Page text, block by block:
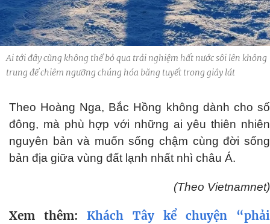
Ai tới đây cũng không thể bỏ qua trải nghiệm hất nước sôi lên không
trung để chiêm ngưỡng chúng hóa băng tuyết trong giây lát
Theo Hoàng Nga, Bắc Hồng không dành cho số
đông, mà phù hợp với những ai yêu thiên nhiên
nguyên bản và muốn sống chậm cùng đời sống
bản địa giữa vùng đất lạnh nhất nhì châu Á.
(Theo Vietnamnet)
Xem thêm: Khách Tây kể chuyện “phải